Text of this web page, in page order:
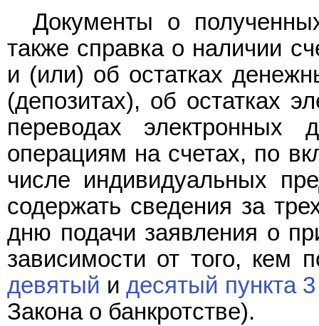
Документы о
также справка о наличии
и (или) об остатках
(депозитах), об остатках
переводах электронных
операциям на счетах, по
числе индивидуальных
содержать сведения за
дню подачи заявления о
зависимости от того, кем
девятый идесятый пункта
Закона о банкротстве).